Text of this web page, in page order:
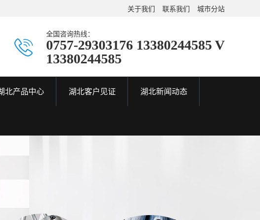
关于我们 联系我们 城市分站
全国咨询热线：
0757-29303176 13380244585 V
13380244585
北产品中心 湖北客户见证 湖北新闻动态